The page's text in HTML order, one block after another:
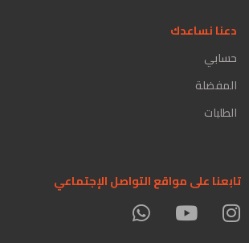
دعنا نساعدك
حسابي
المفضلة
الطلبات
تابعنا على مواقع التواصل الإجتماعي